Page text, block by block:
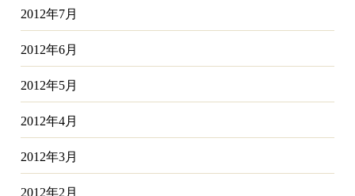
2012年7月
2012年6月
2012年5月
2012年4月
2012年3月
2012年2月